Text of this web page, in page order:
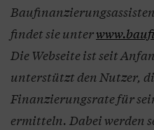
findet sie unter
Die Webseite ist seit
unterstützt den Nutzer,
Finanzierungsrate für
ermitteln. Dabei werden